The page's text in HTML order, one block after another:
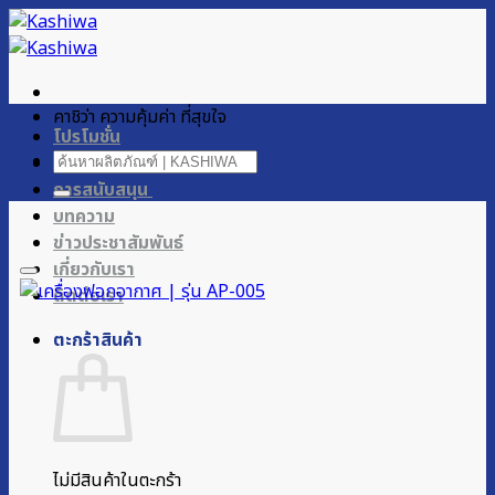
ข้าม
ไป
เนื้อหา
โปรโมชั่น
ผลิตภัณฑ์ของเรา
การสนับสนุน
บทความ
ข่าวประชาสัมพันธ์
เกี่ยวกับเรา
ติดต่อเรา
ตะกร้าสินค้า
ไม่มีสินค้าในตะกร้า
คาชิว่า ความคุ้มค่า ที่สุขใจ
ค้นหา: